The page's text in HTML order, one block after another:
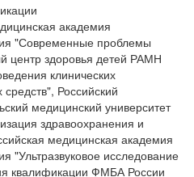
академия
"Современные проблемы
центр здоровья детей РАМН
клинических
Российский
медицинский университет
здравоохранения и
медицинская академия
"Ультразвуковое исследование
квалификации ФМБА России